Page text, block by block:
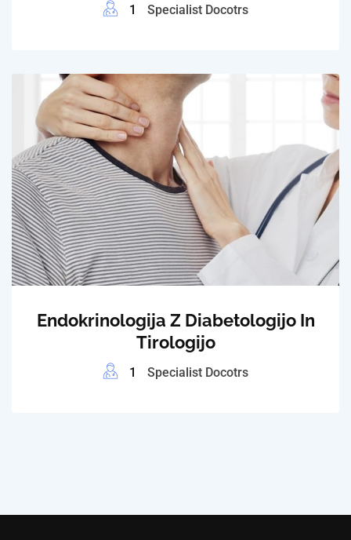
1 Specialist Docotrs
Endokrinologija Z Diabetologijo In
Tirologijo
1 Specialist Docotrs